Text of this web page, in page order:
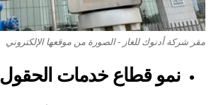
مقر شركة أدنوك للغاز - الصورة من موقعها الإلكتروني
نمو قطاع خدمات الحقول